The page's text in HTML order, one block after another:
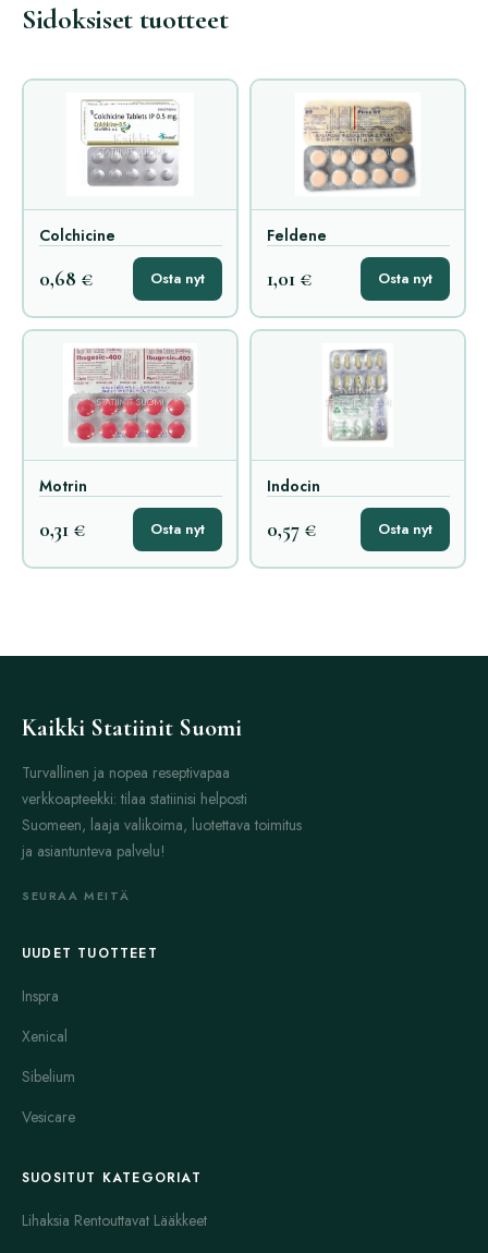
Sidoksiset tuotteet
Colchicine
0,68 € Osta nyt
Feldene
1,01 € Osta nyt
Motrin
0,31 € Osta nyt
Indocin
0,57 € Osta nyt
Kaikki Statiinit Suomi
Turvallinen ja nopea reseptivapaa
verkkoapteekki: tilaa statiinisi helposti
Suomeen, laaja valikoima, luotettava toimitus
ja asiantunteva palvelu!
SEURAA MEITÄ
UUDET TUOTTEET
Inspra
Xenical
Sibelium
Vesicare
SUOSITUT KATEGORIAT
Lihaksia Rentouttavat Lääkkeet